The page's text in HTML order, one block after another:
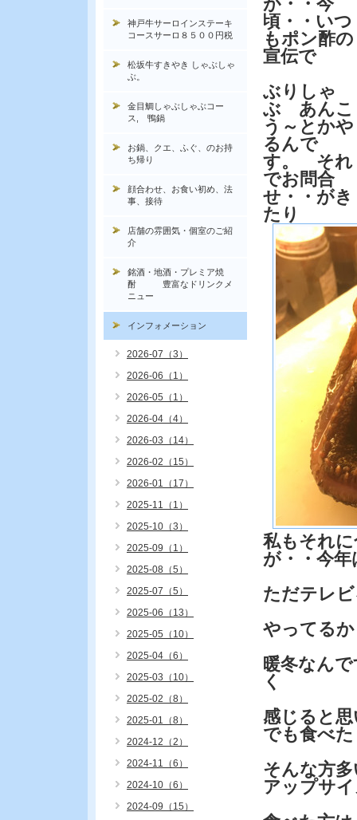
頃・・いつ
もポン酢の
宣伝で
ぶりしゃ
ぶ あんこ
う～とかや
るんで
す。 それ
でお問合
せ・・がき
たり
私もそれ
が・・今
ただテレ
やってる
暖冬なん
く
感じると
でも食べた
そんな方
アップサ
神戸牛サーロインステーキ
コースサーロ８５００円税
松坂牛すきやき しゃぶしゃ
ぶ。
金目鯛しゃぶしゃぶコー
ス, 鴨鍋
お鍋、クエ、ふぐ、のお持
ち帰り
顔合わせ、お食い初め、法
事、接待
店舗の雰囲気・個室のご紹
介
銘酒・地酒・プレミア焼
酎 豊富なドリンクメ
ニュー
インフォメーション
2026-07（3）
2026-06（1）
2026-05（1）
2026-04（4）
2026-03（14）
2026-02（15）
2026-01（17）
2025-11（1）
2025-10（3）
2025-09（1）
2025-08（5）
2025-07（5）
2025-06（13）
2025-05（10）
2025-04（6）
2025-03（10）
2025-02（8）
2025-01（8）
2024-12（2）
2024-11（6）
2024-10（6）
2024-09（15）